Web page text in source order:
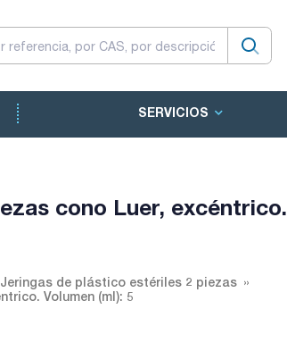
SERVICIOS
cono Luer, excéntrico.
Jeringas de plástico estériles 2 piezas
Volumen (ml): 5